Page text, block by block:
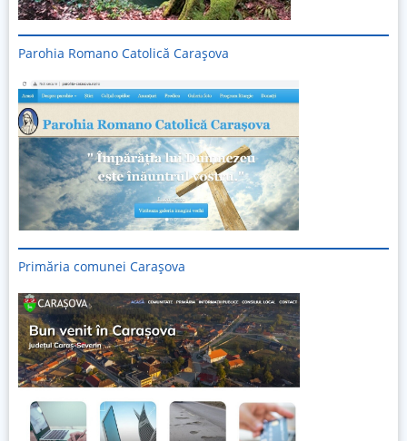
Parohia Romano Catolică Carașova
Primăria comunei Carașova